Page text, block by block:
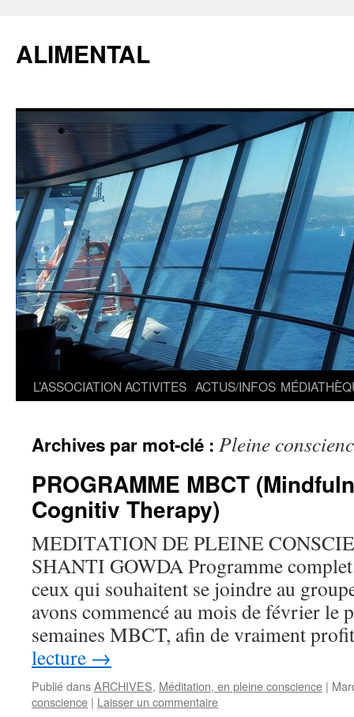
ALIMENTAL
L’ASSOCIATION ACTIVITES ACTUS/INFOS
Archives par mot-clé : Pleine
PROGRAMME MBCT
Cognitiv Therapy)
MEDITATION DE PLEINE
SHANTI GOWDA Programme complet
ceux qui souhaitent se joindre au
avons commencé au mois de février le
semaines MBCT, afin de vraiment
lecture →
Publié dansARCHIVES, Méditation, en pleine conscience |
conscience | Laisser un commentaire